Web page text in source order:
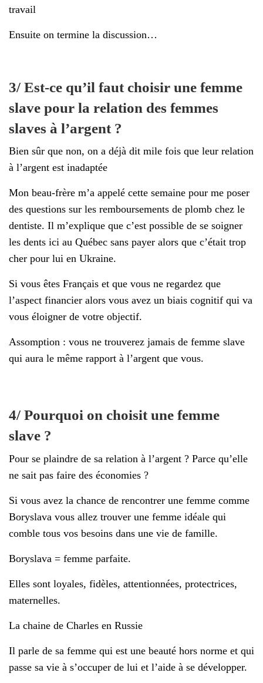
travail
Ensuite on termine la discussion…
3/ Est-ce qu’il faut choisir une femme
slave pour la relation des femmes
slaves à l’argent ?
Bien sûr que non, on a déjà dit mile fois que leur relation
à l’argent est inadaptée
Mon beau-frère m’a appelé cette semaine pour me poser
des questions sur les remboursements de plomb chez le
dentiste. Il m’explique que c’est possible de se soigner
les dents ici au Québec sans payer alors que c’était trop
cher pour lui en Ukraine.
Si vous êtes Français et que vous ne regardez que
l’aspect financier alors vous avez un biais cognitif qui va
vous éloigner de votre objectif.
Assomption : vous ne trouverez jamais de femme slave
qui aura le même rapport à l’argent que vous.
4/ Pourquoi on choisit une femme
slave ?
Pour se plaindre de sa relation à l’argent ? Parce qu’elle
ne sait pas faire des économies ?
Si vous avez la chance de rencontrer une femme comme
Boryslava vous allez trouver une femme idéale qui
comble tous vos besoins dans une vie de famille.
Boryslava = femme parfaite.
Elles sont loyales, fidèles, attentionnées, protectrices,
maternelles.
La chaine de Charles en Russie
Il parle de sa femme qui est une beauté hors norme et qui
passe sa vie à s’occuper de lui et l’aide à se développer.